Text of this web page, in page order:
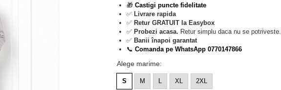
🎁 Castigi puncte fidelitate
✅ Livrare rapida
✅ Retur GRATUIT la Easybox
✅ Probezi acasa. Retur simplu daca nu se potriveste.
✅ Banii înapoi garantat
📞 Comanda pe WhatsApp 0770147866
Alege marime:
S M L XL 2XL